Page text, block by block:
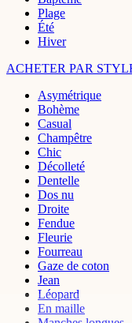
Plage
Été
Hiver
ACHETER PAR
Asymétrique
Bohème
Casual
Champêtre
Chic
Décolleté
Dentelle
Dos nu
Droite
Fendue
Fleurie
Fourreau
Gaze de coton
Jean
Léopard
En maille